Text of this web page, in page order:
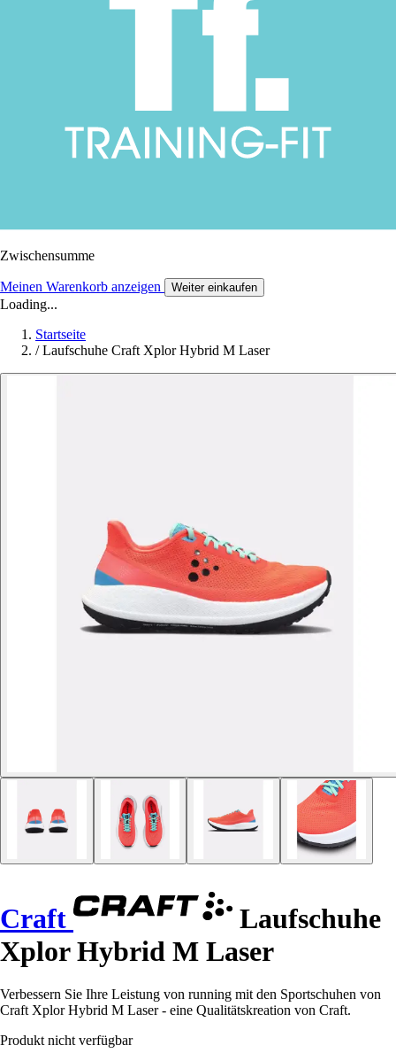
Zwischensumme
Meinen Warenkorb anzeigen Weiter einkaufen
Loading...
Startseite
/ Laufschuhe Craft Xplor Hybrid M Laser
Craft
Laufschuhe
Xplor Hybrid M Laser
Verbessern Sie Ihre Leistung von running mit den Sportschuhen von
Craft Xplor Hybrid M Laser - eine Qualitätskreation von Craft.
Produkt nicht verfügbar